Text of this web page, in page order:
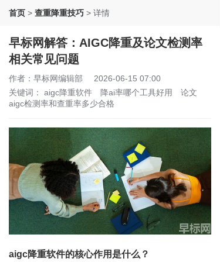
首页 > 查重降重技巧 > 详情
早标网解答：AIGC降重及论文检测率
相关常见问题
作者：早标网编辑部
2026-06-15 07:00
关键词： aigc降重软件 降ai率哪个工具好用
论文
aigc检测率和查重率多少合格
aigc降重软件的核心作用是什么？